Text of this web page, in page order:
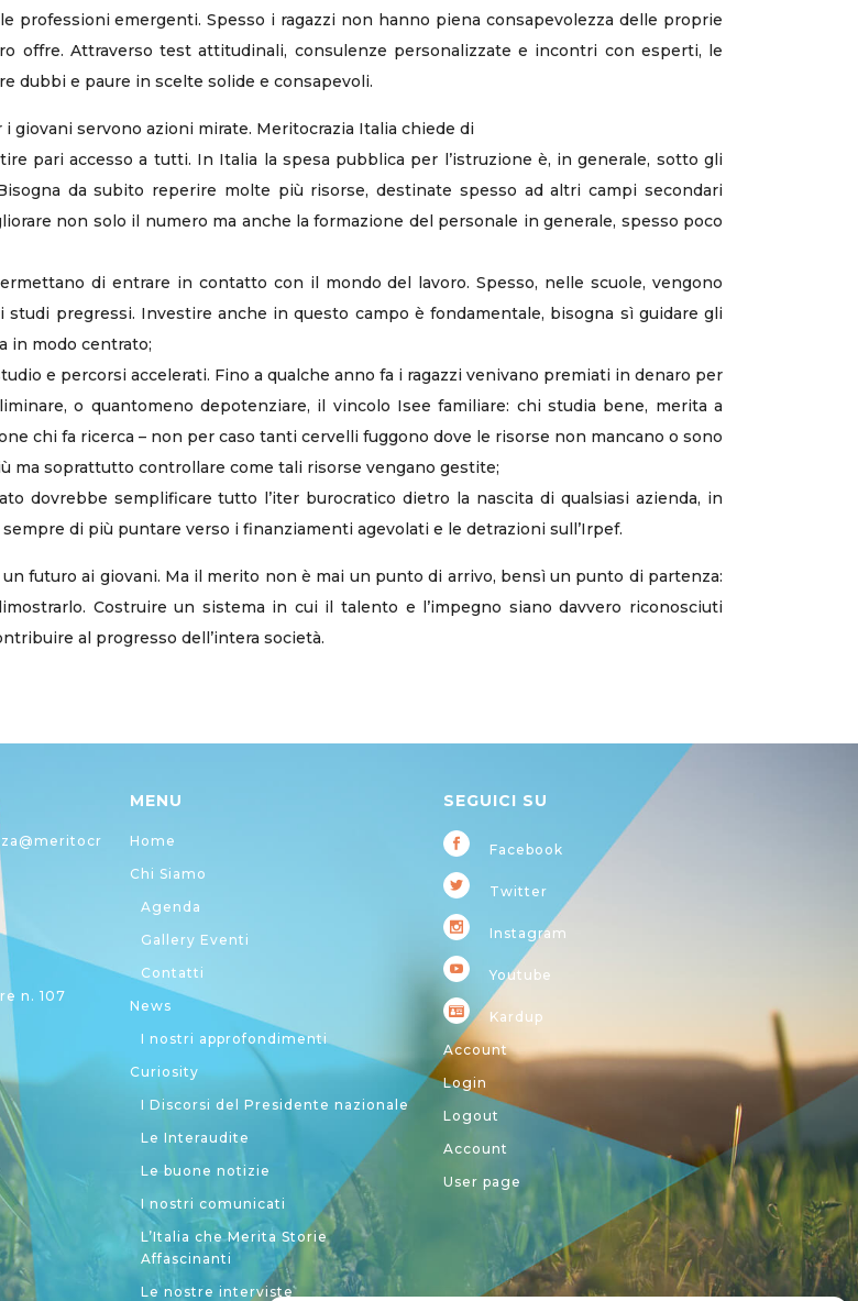
professioni emergenti. Spesso i ragazzi non hanno piena consapevolezza delle proprie
offre. Attraverso test attitudinali, consulenze personalizzate e incontri con esperti, le
dubbi e paure in scelte solide e consapevoli.
servono azioni mirate. Meritocrazia Italia chiede di
pari accesso a tutti. In Italia la spesa pubblica per l’istruzione è, in generale, sotto gli
da subito reperire molte più risorse, destinate spesso ad altri campi secondari
non solo il numero ma anche la formazione del personale in generale, spesso poco
di entrare in contatto con il mondo del lavoro. Spesso, nelle scuole, vengono
pregressi. Investire anche in questo campo è fondamentale, bisogna sì guidare gli
in modo centrato;
e percorsi accelerati. Fino a qualche anno fa i ragazzi venivano premiati in denaro per
o quantomeno depotenziare, il vincolo Isee familiare: chi studia bene, merita a
chi fa ricerca – non per caso tanti cervelli fuggono dove le risorse non mancano o sono
ma soprattutto controllare come tali risorse vengano gestite;
dovrebbe semplificare tutto l’iter burocratico dietro la nascita di qualsiasi azienda, in
di più puntare verso i finanziamenti agevolati e le detrazioni sull’Irpef.
futuro ai giovani. Ma il merito non è mai un punto di arrivo, bensì un punto di partenza:
Costruire un sistema in cui il talento e l’impegno siano davvero riconosciuti
al progresso dell’intera società.
n. 107
MENU
Home
Chi Siamo
Agenda
Gallery Eventi
Contatti
News
I nostri approfondimenti
Curiosity
I Discorsi del Presidente nazionale
Le Interaudite
Le buone notizie
I nostri comunicati
L’Italia che Merita Storie
Affascinanti
Le nostre interviste
SEGUICI SU
Facebook
Twitter
Instagram
Youtube
Kardup
Account
Login
Logout
Account
User page